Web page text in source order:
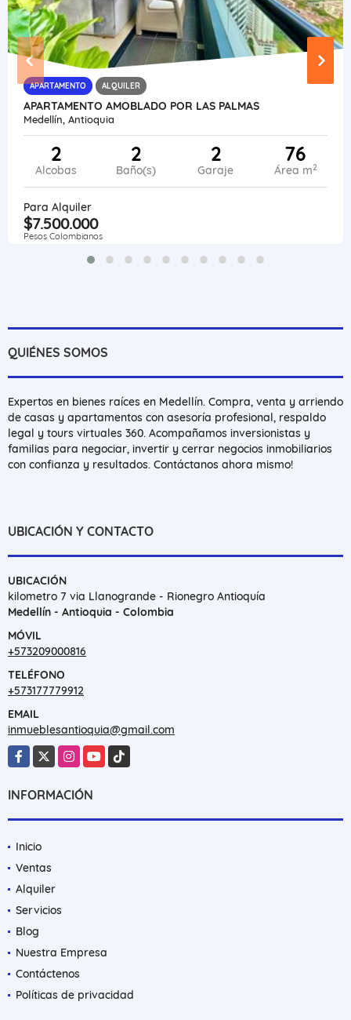
APARTAMENTO ALQUILER
APARTAMENTO AMOBLADO POR LAS PALMAS
Medellín, Antioquia
2
Alcobas
2
Baño(s)
2
Garaje
76
Área m2
Para Alquiler
$7.500.000
Pesos Colombianos
QUIÉNES SOMOS
Expertos en bienes raíces en Medellín. Compra, venta y arriendo
de casas y apartamentos con asesoría profesional, respaldo
legal y tours virtuales 360. Acompañamos inversionistas y
familias para negociar, invertir y cerrar negocios inmobiliarios
con confianza y resultados. Contáctanos ahora mismo!
UBICACIÓN Y CONTACTO
UBICACIÓN
kilometro 7 via Llanogrande - Rionegro Antioquía
Medellín - Antioquia - Colombia
MÓVIL
+573209000816
TELÉFONO
+573177779912
EMAIL
inmueblesantioquia@gmail.com
Facebook
X InstagramYouTubeTikTok
INFORMACIÓN
Inicio
Ventas
Alquiler
Servicios
Blog
Nuestra Empresa
Contáctenos
Políticas de privacidad